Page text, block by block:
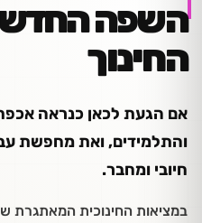
השפה
החינוך
אם הגעת לכאן כנראה
והתלמידים, ואת מחפשת
חיובי ומחבר.
במציאות החינוכית המאתגרת